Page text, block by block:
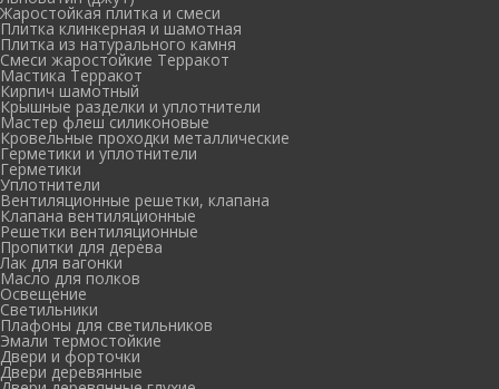
Жаростойкая плитка и смеси
Плитка клинкерная и шамотная
Плитка из натурального камня
Смеси жаростойкие Терракот
Мастика Терракот
Кирпич шамотный
Крышные разделки и уплотнители
Мастер флеш силиконовые
Кровельные проходки металлические
Герметики и уплотнители
Герметики
Уплотнители
Вентиляционные решетки, клапана
Клапана вентиляционные
Решетки вентиляционные
Пропитки для дерева
Лак для вагонки
Масло для полков
Освещение
Светильники
Плафоны для светильников
Эмали термостойкие
Двери и форточки
Двери деревянные